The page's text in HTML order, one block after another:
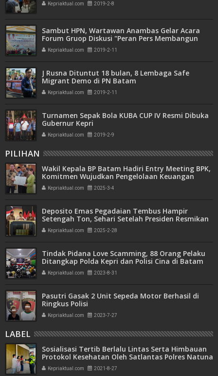
Kepriaktual.com 2019-2-8
Sambut HPN, Wartawan Anambas Gelar Acara
Forum Gruop Diskusi "Peran Pers Membangun
Kepercayaan Publik"
Kepriaktual.com 2019-2-11
J Rusna Dituntut 18 bulan, 8 Lembaga Safe
Migrant Demo di PN Batam
Kepriaktual.com 2019-2-11
Turnamen Sepak Bola KUBA CUP IV Resmi Dibuka
Gubernur Kepri
Kepriaktual.com 2019-2-9
PILIHAN
Wakil Kepala BP Batam Hadiri Entry Meeting BPK,
Komitmen Wujudkan Pengelolaan Keuangan
Transparan dan Akuntabel
Kepriaktual.com 2025-3-4
Deposito Emas Pegadaian Tembus Hampir
Setengah Ton, Sehari Setelah Presiden Resmikan
Bank Emas
Kepriaktual.com 2025-2-28
Tindak Pidana Love Scamming, 88 Orang Pelaku
Ditangkap Polda Kepri dan Polisi Cina di Batam
Kepriaktual.com 2023-8-31
Pasutri Gasak 2 Unit Sepeda Motor Berhasil di
Ringkus Polisi
Kepriaktual.com 2023-7-27
LABEL
Sosialisasi Tertib Berlalu Lintas Serta Himbauan
Protokol Kesehatan Oleh Satlantas Polres Natuna
Kepriaktual.com 2021-8-27